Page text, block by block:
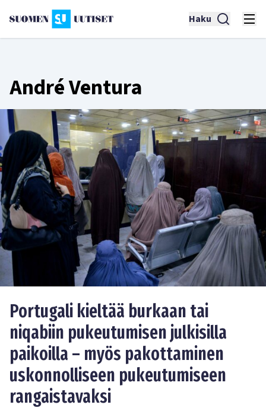
Haku
André Ventura
Portugali kieltää burkaan tai
niqabiin pukeutumisen julkisilla
paikoilla – myös pakottaminen
uskonnolliseen pukeutumiseen
rangaistavaksi